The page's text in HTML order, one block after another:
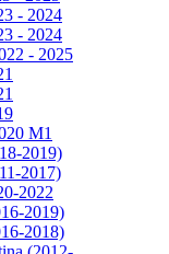
- 2024
- 2024
- 2025
M1
2019)
2017)
2022
2019)
2018)